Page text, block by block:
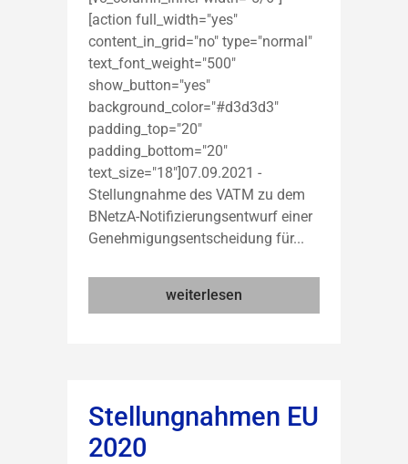
[action full_width="yes"
content_in_grid="no" type="normal"
text_font_weight="500"
show_button="yes"
background_color="#d3d3d3"
padding_top="20"
padding_bottom="20"
text_size="18"]07.09.2021 -
Stellungnahme des VATM zu dem
BNetzA-Notifizierungsentwurf einer
Genehmigungsentscheidung für...
weiterlesen
Stellungnahmen EU
2020